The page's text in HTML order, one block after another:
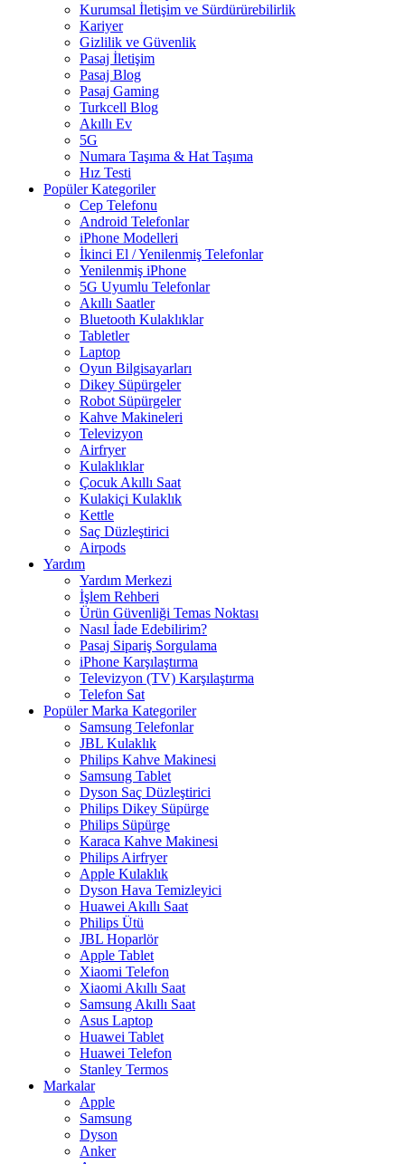
Kurumsal İletişim ve Sürdürürebilirlik
Kariyer
Gizlilik ve Güvenlik
Pasaj İletişim
Pasaj Blog
Pasaj Gaming
Turkcell Blog
Akıllı Ev
5G
Numara Taşıma & Hat Taşıma
Hız Testi
Popüler Kategoriler
Cep Telefonu
Android Telefonlar
iPhone Modelleri
İkinci El / Yenilenmiş Telefonlar
Yenilenmiş iPhone
5G Uyumlu Telefonlar
Akıllı Saatler
Bluetooth Kulaklıklar
Tabletler
Laptop
Oyun Bilgisayarları
Dikey Süpürgeler
Robot Süpürgeler
Kahve Makineleri
Televizyon
Airfryer
Kulaklıklar
Çocuk Akıllı Saat
Kulakiçi Kulaklık
Kettle
Saç Düzleştirici
Airpods
Yardım
Yardım Merkezi
İşlem Rehberi
Ürün Güvenliği Temas Noktası
Nasıl İade Edebilirim?
Pasaj Sipariş Sorgulama
iPhone Karşılaştırma
Televizyon (TV) Karşılaştırma
Telefon Sat
Popüler Marka Kategoriler
Samsung Telefonlar
JBL Kulaklık
Philips Kahve Makinesi
Samsung Tablet
Dyson Saç Düzleştirici
Philips Dikey Süpürge
Philips Süpürge
Karaca Kahve Makinesi
Philips Airfryer
Apple Kulaklık
Dyson Hava Temizleyici
Huawei Akıllı Saat
Philips Ütü
JBL Hoparlör
Apple Tablet
Xiaomi Telefon
Xiaomi Akıllı Saat
Samsung Akıllı Saat
Asus Laptop
Huawei Tablet
Huawei Telefon
Stanley Termos
Markalar
Apple
Samsung
Dyson
Anker